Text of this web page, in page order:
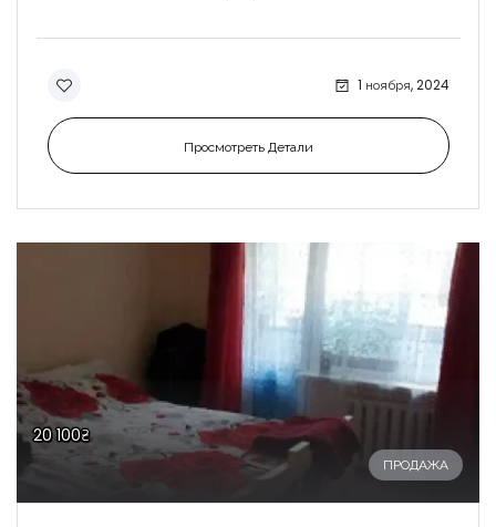
1 ноября, 2024
Просмотреть Детали
20 100₴
ПРОДАЖА